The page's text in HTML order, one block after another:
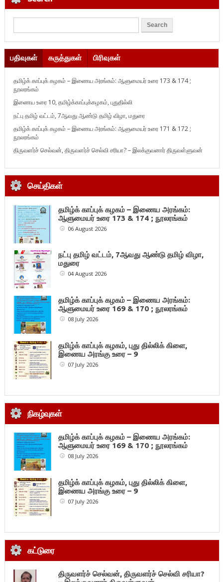
பதிவுகள் கருத்துகள் பிரிவுகள்
தமிழ்க் காப்புக் கழகம் – இணைய அரங்கம்: ஆளுமையர் உரை 173 & 174 ;
நூலரங்கம்
இணைய உரை 10, தமிழ்க்காப்புக்கழகம், புதுதில்லி
நட்பு தமிழ் வட்டம், 7ஆவது ஆண்டு தமிழ் விழா, மதுரை
தமிழ்க் காப்புக் கழகம் – இணைய அரங்கம்: ஆளுமையர் உரை 171 & 172 ;
நூலரங்கம்
திருவளர்ச் செல்வன், திருவளர்ச் செல்வி சரியா? – இலக்குவனார் திருவள்ளுவன்
செய்திகள்
தமிழ்க் காப்புக் கழகம் – இணைய அரங்கம்:
ஆளுமையர் உரை 173 & 174 ; நூலரங்கம்
06 August 2026
நட்பு தமிழ் வட்டம், 7ஆவது ஆண்டு தமிழ் விழா,
மதுரை
04 August 2026
தமிழ்க் காப்புக் கழகம் – இணைய அரங்கம்:
ஆளுமையர் உரை 169 & 170 ; நூலரங்கம்
08 July 2026
தமிழ்க் காப்புக் கழகம், புது தில்லிக் கிளை,
இணைய அரங்கு உரை – 9
07 July 2026
நிகழ்வுகள்
தமிழ்க் காப்புக் கழகம் – இணைய அரங்கம்:
ஆளுமையர் உரை 169 & 170 ; நூலரங்கம்
08 July 2026
தமிழ்க் காப்புக் கழகம், புது தில்லிக் கிளை,
இணைய அரங்கு உரை – 9
07 July 2026
கட்டுரை
திருவளர்ச் செல்வன், திருவளர்ச் செல்வி சரியா?